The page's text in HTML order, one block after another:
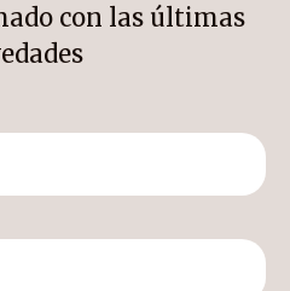
con las últimas